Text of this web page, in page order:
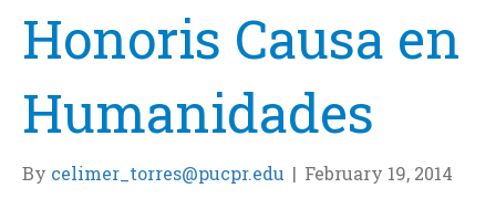
Honoris Causa en
Humanidades
By celimer_torres@pucpr.edu | February 19, 2014